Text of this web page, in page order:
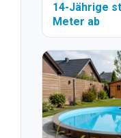
14-Jährige
Meter ab